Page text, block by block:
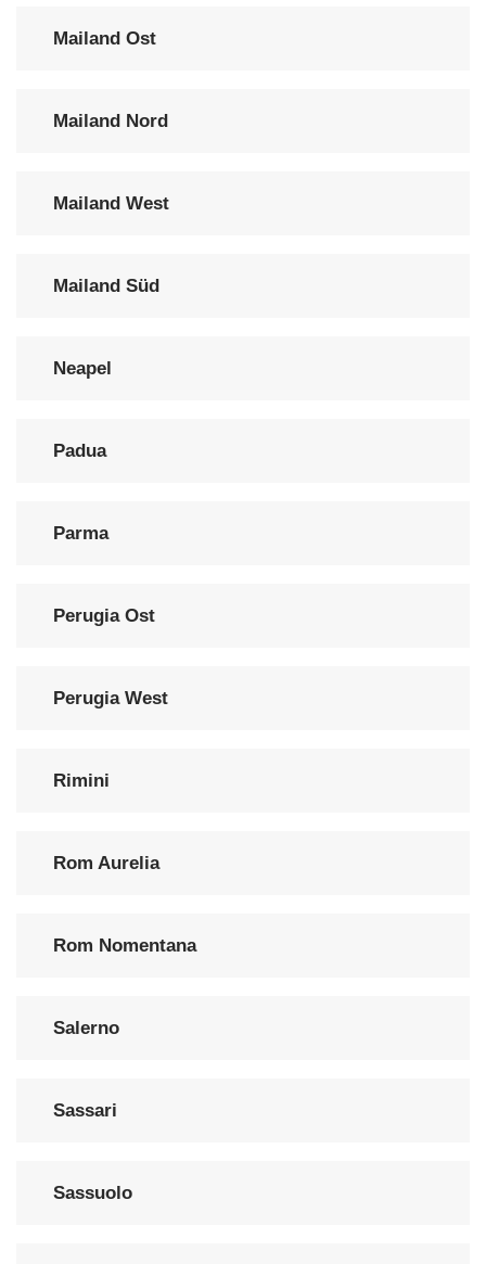
Mailand Ost
Mailand Nord
Mailand West
Mailand Süd
Neapel
Padua
Parma
Perugia Ost
Perugia West
Rimini
Rom Aurelia
Rom Nomentana
Salerno
Sassari
Sassuolo